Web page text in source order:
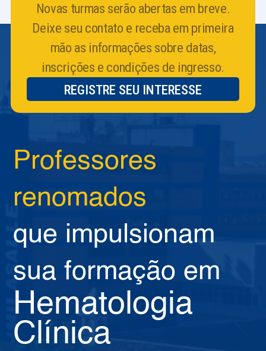
Novas turmas serão abertas em breve.
Deixe seu contato e receba em primeira
mão as informações sobre datas,
inscrições e condições de ingresso.
REGISTRE SEU INTERESSE
Professores
renomados
que impulsionam
sua formação em
Hematologia
Clínica